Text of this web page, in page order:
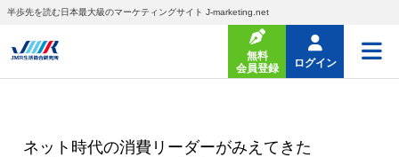
半歩先を読む日本最大級のマーケティングサイト J-marketing.net
無料
会員登録
ログイン
ネット時代の消費リーダーがみえてきた